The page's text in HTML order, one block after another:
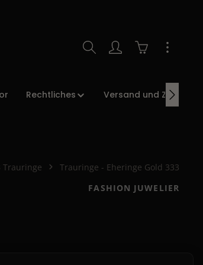
Warenkorb
Rechtliches Versand und Zahlung
Trauringe Trauringe - Eheringe Gold 333
FASHION JUWELIER